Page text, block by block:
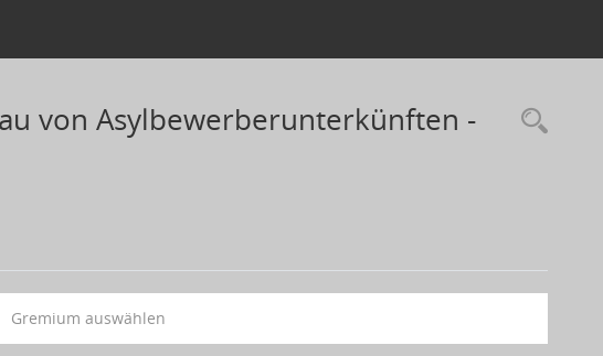
von Asylbewerberunterkünften -
Gremium auswählen